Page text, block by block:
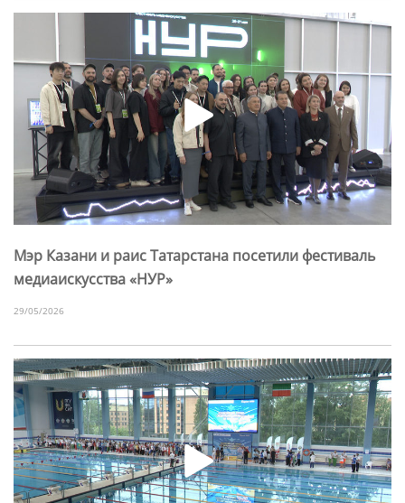
Мэр Казани и раис Татарстана посетили фестиваль
медиаискусства «НУР»
29/05/2026